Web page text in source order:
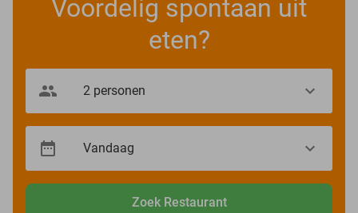
Voordelig spontaan uit
eten?
Zoek Restaurant